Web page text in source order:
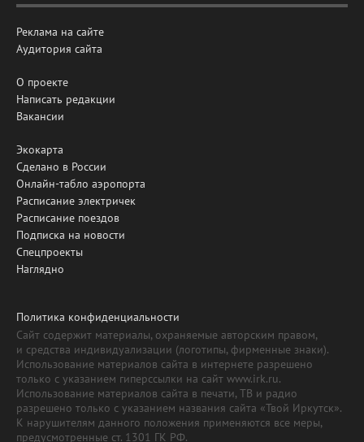
Реклама на сайте
Аудитория сайта
О проекте
Написать редакции
Вакансии
Экокарта
Сделано в России
Онлайн-табло аэропорта
Расписание электричек
Расписание поездов
Подписка на новости
Спецпроекты
Наглядно
Политика конфиденциальности
Сайт содержит материалы, охраняемые авторским правом,
и средства индивидуализации (логотипы, фирменные знаки).
Использование материалов сайта в интернете разрешено
только с указанием гиперссылки на сайт www.irk.ru.
Использование материалов сайта в печати, ТВ и радио
разрешено только с указанием названия сайта «Твой Иркутск».
К нарушителям данного положения применяются все меры,
предусмотренные ст. 1301 ГК РФ.